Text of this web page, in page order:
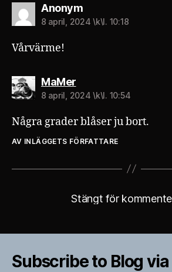
Anonymsäger:
8 april, 2024 \k\l. 10:18
Vårvärme!
MaMersäger:
8 april, 2024 \k\l. 10:54
Några grader blåser ju bort.
AV INLÄGGETS FÖRFATTARE
Stängt för
Subscribe to Blog